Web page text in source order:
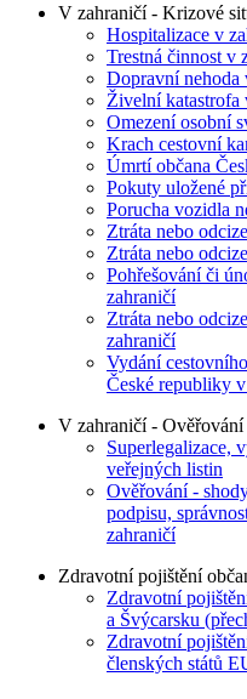
V zahraničí - Krizové
Hospitalizace v
Trestná činnost v
Dopravní nehoda
Živelní katastrofa
Omezení osobní
Krach cestovní
Úmrtí občana
Pokuty uložené
Porucha vozidla
Ztráta nebo
Ztráta nebo
Pohřešování či
zahraničí
Ztráta nebo
zahraničí
Vydání
České republiky
V zahraničí - Ověřování
Superlegalizace,
veřejných listin
Ověřování -
podpisu,
zahraničí
Zdravotní pojištění
Zdravotní
a Švýcarsku
Zdravotní
členských států